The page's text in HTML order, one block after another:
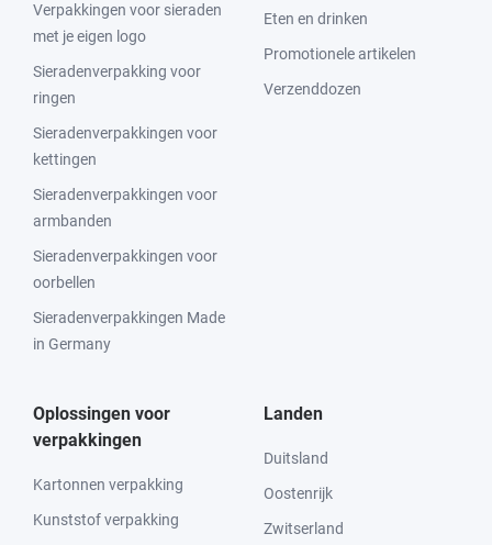
Verpakkingen voor sieraden
met je eigen logo
Sieradenverpakking voor
ringen
Sieradenverpakkingen voor
kettingen
Sieradenverpakkingen voor
armbanden
Sieradenverpakkingen voor
oorbellen
Sieradenverpakkingen Made
in Germany
Eten en drinken
Promotionele artikelen
Verzenddozen
Oplossingen voor
verpakkingen
Kartonnen verpakking
Kunststof verpakking
Landen
Duitsland
Oostenrijk
Zwitserland